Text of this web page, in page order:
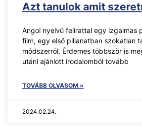
Azt tanulok amit
Angol nyelvü felirattal egy izgalmas
film, egy elsö pillanatban szokatlan
módszerröl. Érdemes többször is
utáni ajánlott irodalomból tovább
TOVÁBB OLVASOM »
2024.02.24.